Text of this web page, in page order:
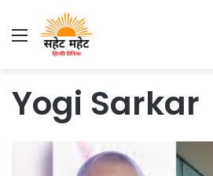
Menu
Yogi Sarkar